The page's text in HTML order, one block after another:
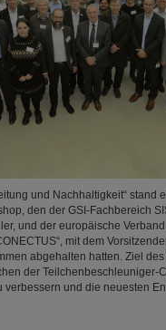
und Nachhaltigkeit“ stand
den der GSI-Fachbereich
und der europäische
mit dem
abgehalten hatten. Ziel
der Teilchenbeschleuniger-
verbessern und die neuesten